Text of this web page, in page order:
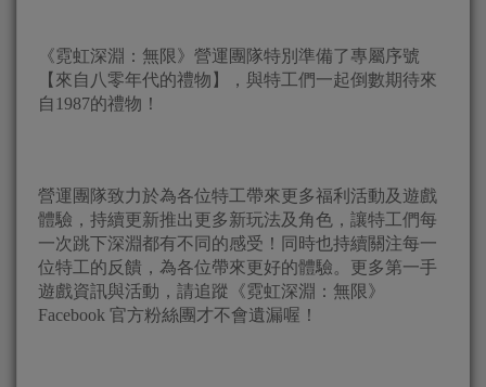
《霓虹深淵：無限》營運團隊特別準備了專屬序號
【來自八零年代的禮物】，與特工們一起倒數期待來
自1987的禮物！
營運團隊致力於為各位特工帶來更多福利活動及遊戲
體驗，持續更新推出更多新玩法及角色，讓特工們每
一次跳下深淵都有不同的感受！同時也持續關注每一
位特工的反饋，為各位帶來更好的體驗。更多第一手
遊戲資訊與活動，請追蹤《霓虹深淵：無限》
Facebook 官方粉絲團才不會遺漏喔！